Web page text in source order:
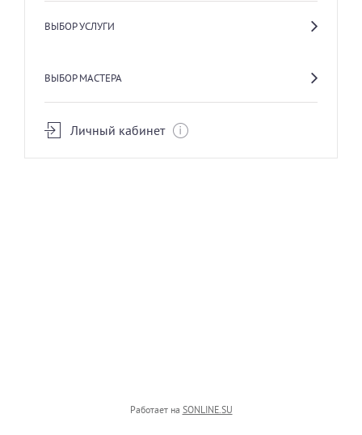
ВЫБОР УСЛУГИ
ВЫБОР МАСТЕРА
Личный кабинет
Работает на SONLINE.SU
КОСМЕТОЛОГИЯ